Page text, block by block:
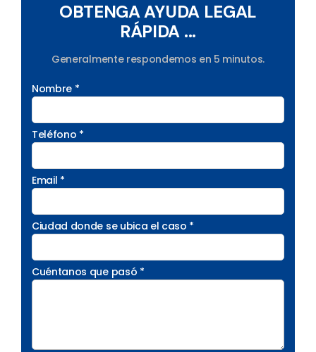
OBTENGA AYUDA LEGAL
RÁPIDA ...
Generalmente respondemos en 5 minutos.
Nombre *
Teléfono *
Email *
Ciudad donde se ubica el caso *
Cuéntanos que pasó *